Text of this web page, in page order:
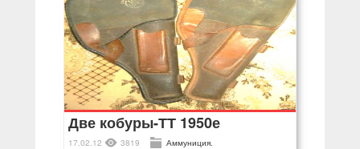
Две кобуры-ТТ 1950е
17.02.12 3819 Аммуниция.